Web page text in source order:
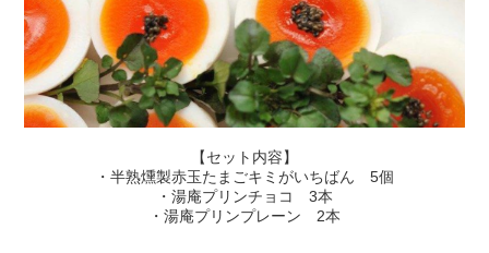
【セット内容】
・半熟燻製赤玉たまごキミがいちばん 5個
・湯庵プリンチョコ 3本
・湯庵プリンプレーン 2本